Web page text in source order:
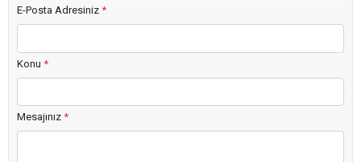
E-Posta Adresiniz *
Konu *
Mesajınız *